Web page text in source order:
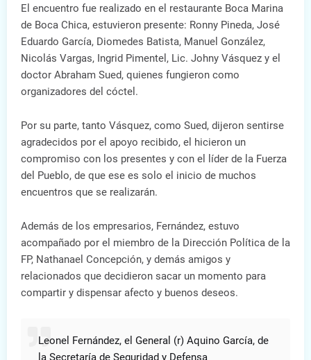
El encuentro fue realizado en el restaurante Boca Marina
de Boca Chica, estuvieron presente: Ronny Pineda, José
Eduardo García, Diomedes Batista, Manuel González,
Nicolás Vargas, Ingrid Pimentel, Lic. Johny Vásquez y el
doctor Abraham Sued, quienes fungieron como
organizadores del cóctel.
Por su parte, tanto Vásquez, como Sued, dijeron sentirse
agradecidos por el apoyo recibido, el hicieron un
compromiso con los presentes y con el líder de la Fuerza
del Pueblo, de que ese es solo el inicio de muchos
encuentros que se realizarán.
Además de los empresarios, Fernández, estuvo
acompañado por el miembro de la Dirección Política de la
FP, Nathanael Concepción, y demás amigos y
relacionados que decidieron sacar un momento para
compartir y dispensar afecto y buenos deseos.
Leonel Fernández, el General (r) Aquino García, de
la Secretaría de Seguridad y Defensa